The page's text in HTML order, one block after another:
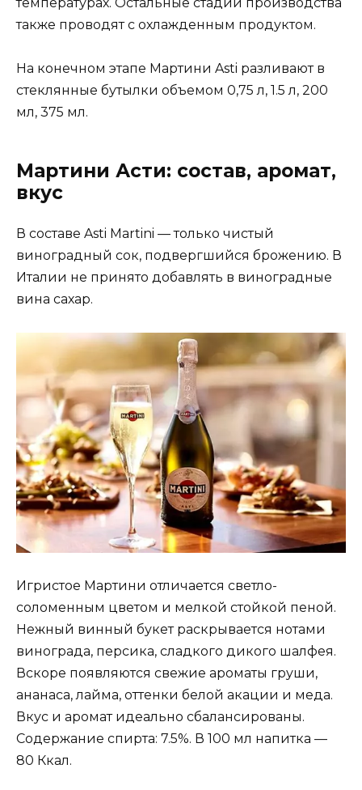
также проводят с охлажденным продуктом.
На конечном этапе Мартини Asti разливают в
стеклянные бутылки объемом 0,75 л, 1.5 л, 200
мл, 375 мл.
Мартини Асти: состав, аромат,
вкус
В составе Asti Martini — только чистый
виноградный сок, подвергшийся брожению. В
Италии не принято добавлять в виноградные
вина сахар.
Игристое Мартини отличается светло-
соломенным цветом и мелкой стойкой пеной.
Нежный винный букет раскрывается нотами
винограда, персика, сладкого дикого шалфея.
Вскоре появляются свежие ароматы груши,
ананаса, лайма, оттенки белой акации и меда.
Вкус и аромат идеально сбалансированы.
Содержание спирта: 7.5%. В 100 мл напитка —
80 Ккал.